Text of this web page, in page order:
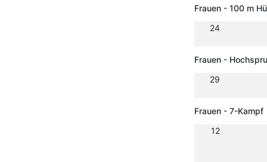
Frauen - 100 m
24
Frauen -
29
Frauen - 7-Kampf
12